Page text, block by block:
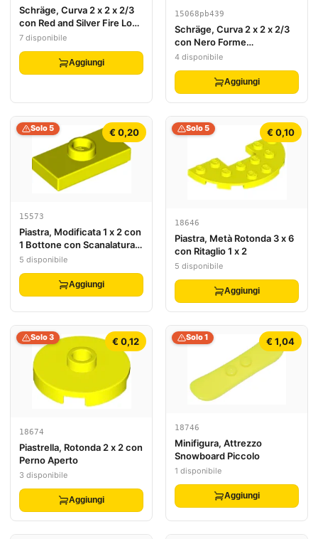
Schräge, Curva 2 x 2 x 2/3
con Red and Silver Fire Logo
Pattern
7 disponibile
Aggiungi
15068pb439
Schräge, Curva 2 x 2 x 2/3
con Nero Forme
Geometriche Design
4 disponibile
Aggiungi
€ 0,20
Solo 5
15573
Piastra, Modificata 1 x 2 con
1 Bottone con Scanalatura e
Supporto Bottone Inferiore
5 disponibile
Aggiungi
€ 0,10
Solo 5
18646
Piastra, Metà Rotonda 3 x 6
con Ritaglio 1 x 2
5 disponibile
Aggiungi
€ 0,12
Solo 3
18674
Piastrella, Rotonda 2 x 2 con
Perno Aperto
3 disponibile
Aggiungi
€ 1,04
Solo 1
18746
Minifigura, Attrezzo
Snowboard Piccolo
1 disponibile
Aggiungi